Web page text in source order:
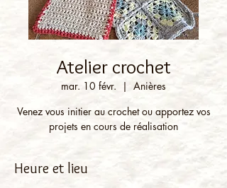
Atelier crochet
mar. 10 févr.
  |
Anières
Venez vous initier au crochet ou apportez vos
projets en cours de réalisation
Heure et lieu